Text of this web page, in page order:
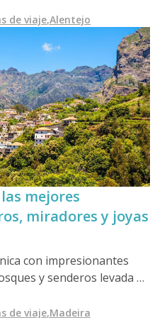
mejores lugares para
vinos y tours
a experimentar el
auténtica.
de viaje,Alentejo
mejores
miradores y joyas
con impresionantes
y senderos levada de
algunos de los
de Portugal. Esta guía
de viaje,Madeira